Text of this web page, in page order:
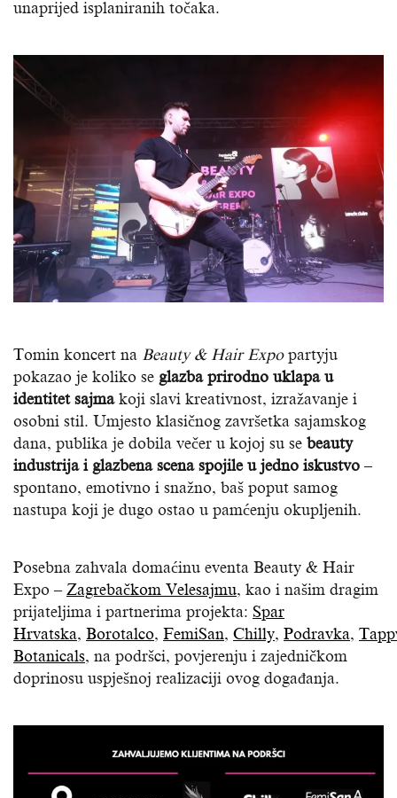
unaprijed isplaniranih točaka.
Tomin koncert na Beauty & Hair Expopartyju
pokazao je koliko se glazba prirodno uklapa u
identitet sajmakoji slavi kreativnost, izražavanje i
osobni stil. Umjesto klasičnog završetka sajamskog
dana, publika je dobila večer u kojoj su se beauty
industrija i glazbena scena spojile u jedno iskustvo –
spontano, emotivno i snažno, baš poput samog
nastupa koji je dugo ostao u pamćenju okupljenih.
Posebna zahvala domaćinu eventa Beauty & Hair
Expo – Zagrebačkom Velesajmu, kao i našim dragim
prijateljima i partnerima projekta: Spar
Hrvatska, Borotalco, FemiSan, Chilly, Podravka,
Botanicals, na podršci, povjerenju i zajedničkom
doprinosu uspješnoj realizaciji ovog događanja.